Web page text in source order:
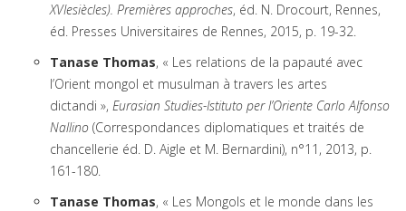
XVIesiècles). Premières approches, éd. N. Drocourt, Rennes,
éd. Presses Universitaires de Rennes, 2015, p. 19-32.
Tanase Thomas, « Les relations de la papauté avec
l’Orient mongol et musulman à travers les artes
dictandi », Eurasian Studies-Istituto per l’Oriente Carlo Alfonso
Nallino (Correspondances diplomatiques et traités de
chancellerie éd. D. Aigle et M. Bernardini), n°11, 2013, p.
161-180.
Tanase Thomas, « Les Mongols et le monde dans les